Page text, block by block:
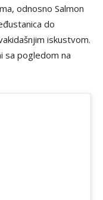
odnosno Salmon
do
iskustvom.
sa pogledom na